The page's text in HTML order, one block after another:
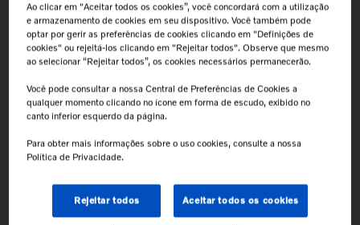
Retire na Concessionária
Todas as peças podem ser
retiradas diretamente na
concessionária.
Troca Grátis!
Até 07 dias a partir da
data de recebimento.
Antes de finalizar sua compra,
confirme a compatibilidade da peça
junto à concessionária. A instalação
Descrição
Dimensões da Peça
Ao clicar em "Aceitar todos os cookies”, você concordará com a utilização
e armazenamento de cookies em seu dispositivo. Você também pode
optar por gerir as preferências de cookies clicando em "Definições de
cookies" ou rejeitá-los clicando em "Rejeitar todos". Observe que mesmo
ao selecionar “Rejeitar todos”, os cookies necessários permanecerão.
Você pode consultar a nossa Central de Preferências de Cookies a
qualquer momento clicando no ícone em forma de escudo, exibido no
canto inferior esquerdo da página.
Para obter mais informações sobre o uso cookies, consulte a nossa
Política de Privacidade.
Rejeitar todos Aceitar todos os cookies